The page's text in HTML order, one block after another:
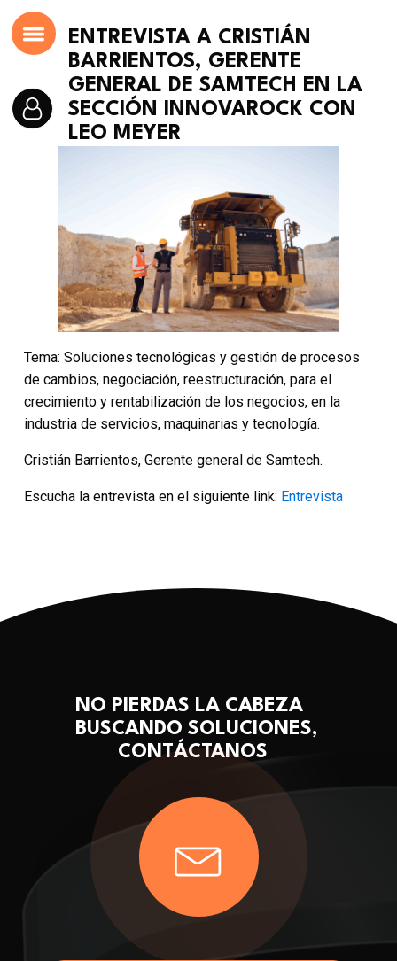
ENTREVISTA A CRISTIÁN
BARRIENTOS, GERENTE
GENERAL DE SAMTECH EN LA
SECCIÓN INNOVAROCK CON
LEO MEYER
Tema: Soluciones tecnológicas y gestión de procesos
de cambios, negociación, reestructuración, para el
crecimiento y rentabilización de los negocios, en la
industria de servicios, maquinarias y tecnología.
Cristián Barrientos, Gerente general de Samtech.
Escucha la entrevista en el siguiente link: Entrevista
NO PIERDAS LA CABEZA
BUSCANDO SOLUCIONES,
CONTÁCTANOS